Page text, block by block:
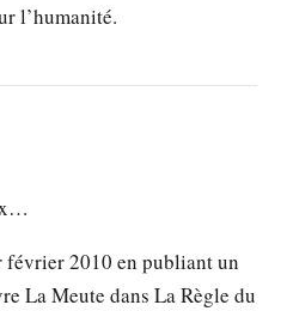
l’humanité.
2010 en publiant un
La Meute dans La Règle du